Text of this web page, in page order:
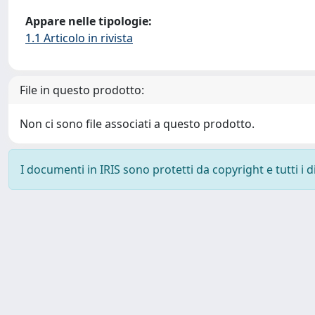
Appare nelle tipologie:
1.1 Articolo in rivista
File in questo prodotto:
Non ci sono file associati a questo prodotto.
I documenti in IRIS sono protetti da copyright e tutti i